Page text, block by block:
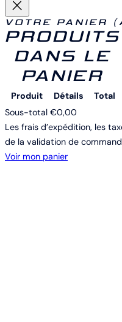
VOTRE PANIER
PRODUITS
DANS LE
PANIER
Produit Détails
Total
Sous-total €0,00
Les frais d’expédition, les
de la validation de
Voir mon panier